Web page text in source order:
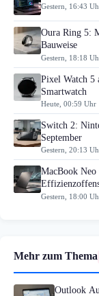
Gestern, 16:43
Oura Ring 5:
Bauweise
Gestern, 18:18
Pixel Watch 5
Smartwatch
Heute, 00:59 Uhr
Switch 2:
September
Gestern, 20:13
MacBook
Gestern, 18:00
Mehr zum Thema
Outlook